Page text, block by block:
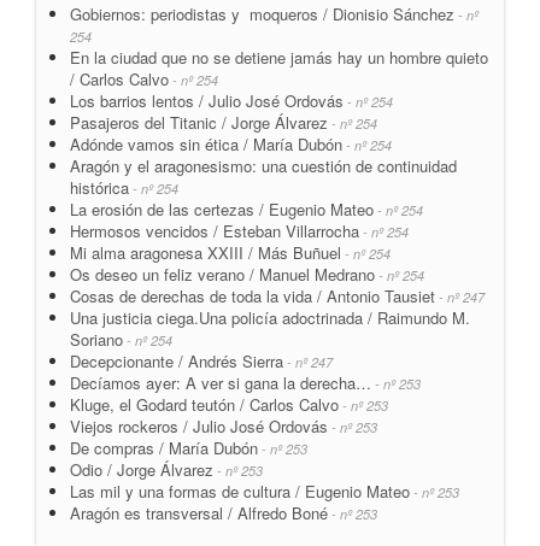
Gobiernos: periodistas y moqueros / Dionisio Sánchez - nº
254
En la ciudad que no se detiene jamás hay un hombre quieto
/ Carlos Calvo - nº 254
Los barrios lentos / Julio José Ordovás - nº 254
Pasajeros del Titanic / Jorge Álvarez - nº 254
Adónde vamos sin ética / María Dubón - nº 254
Aragón y el aragonesismo: una cuestión de continuidad
histórica - nº 254
La erosión de las certezas / Eugenio Mateo - nº 254
Hermosos vencidos / Esteban Villarrocha - nº 254
Mi alma aragonesa XXIII / Más Buñuel - nº 254
Os deseo un feliz verano / Manuel Medrano - nº 254
Cosas de derechas de toda la vida / Antonio Tausiet - nº 247
Una justicia ciega.Una policía adoctrinada / Raimundo M.
Soriano - nº 254
Decepcionante / Andrés Sierra - nº 247
Decíamos ayer: A ver si gana la derecha… - nº 253
Kluge, el Godard teutón / Carlos Calvo - nº 253
Viejos rockeros / Julio José Ordovás - nº 253
De compras / María Dubón - nº 253
Odio / Jorge Álvarez - nº 253
Las mil y una formas de cultura / Eugenio Mateo - nº 253
Aragón es transversal / Alfredo Boné - nº 253